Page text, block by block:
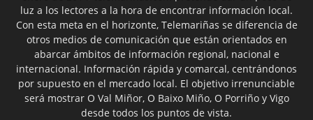
luz a los lectores a la hora de encontrar información local.
Con esta meta en el horizonte, Telemariñas se diferencia de
otros medios de comunicación que están orientados en
abarcar ámbitos de información regional, nacional e
internacional. Información rápida y comarcal, centrándonos
por supuesto en el mercado local. El objetivo irrenunciable
será mostrar O Val Miñor, O Baixo Miño, O Porriño y Vigo
desde todos los puntos de vista.